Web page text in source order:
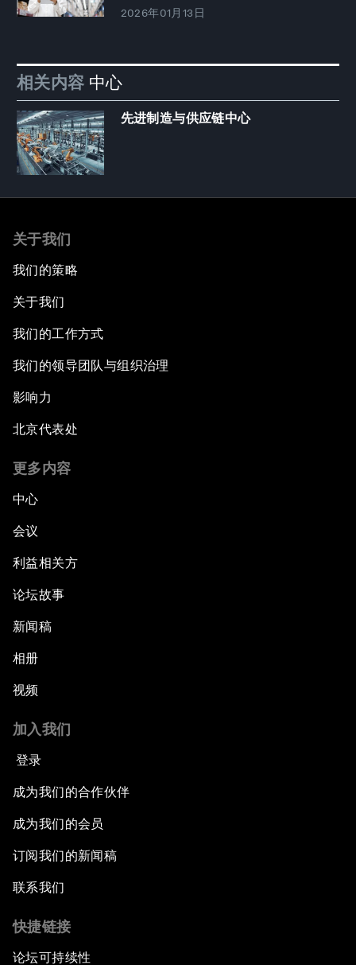
2026年01月13日
相关内容 中心
先进制造与供应链中心
关于我们
我们的策略
关于我们
我们的工作方式
我们的领导团队与组织治理
影响力
北京代表处
更多内容
中心
会议
利益相关方
论坛故事
新闻稿
相册
视频
加入我们
登录
成为我们的合作伙伴
成为我们的会员
订阅我们的新闻稿
联系我们
快捷链接
论坛可持续性